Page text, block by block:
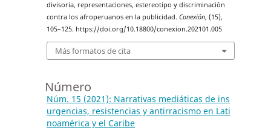
divisoria, representaciones, estereotipo y discriminación
contra los afroperuanos en la publicidad. Conexión, (15),
105–125. https://doi.org/10.18800/conexion.202101.005
Más formatos de cita
Número
Núm. 15 (2021): Narrativas mediáticas de ins
urgencias, resistencias y antirracismo en Lati
noamérica y el Caribe